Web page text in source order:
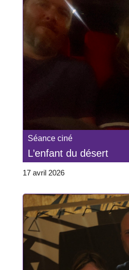
Séance ciné
L’enfant du désert
17 avril 2026